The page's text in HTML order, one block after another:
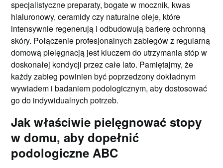
specjalistyczne preparaty, bogate w mocznik, kwas
hialuronowy, ceramidy czy naturalne oleje, które
intensywnie regenerują i odbudowują barierę ochronną
skóry. Połączenie profesjonalnych zabiegów z regularną
domową pielęgnacją jest kluczem do utrzymania stóp w
doskonałej kondycji przez całe lato. Pamiętajmy, że
każdy zabieg powinien być poprzedzony dokładnym
wywiadem i badaniem podologicznym, aby dostosować
go do indywidualnych potrzeb.
Jak właściwie pielęgnować stopy
w domu, aby dopełnić
podologiczne ABC